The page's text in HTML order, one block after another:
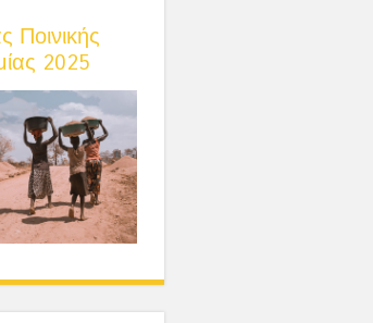
Ποινικής
2025